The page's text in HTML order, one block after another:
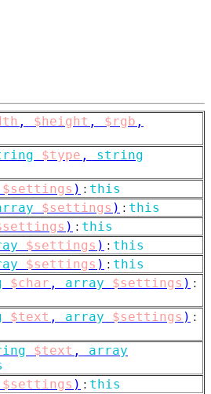
, $height , $rgb ,
$type , string
$settings ) : this
$settings ) : this
) : this
$settings ) : this
$settings ) : this
$char , array $settings ) :
$text , array $settings ) :
$text , array
$settings ) : this